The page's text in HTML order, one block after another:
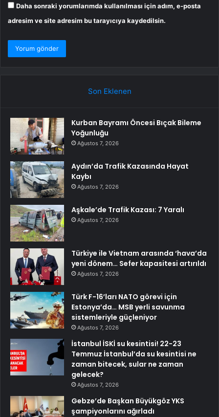
Daha sonraki yorumlarımda kullanılması için adım, e-posta
adresim ve site adresim bu tarayıcıya kaydedilsin.
Son Eklenen
Kurban Bayramı Öncesi Bıçak Bileme
Yoğunluğu
Ağustos 7, 2026
Aydın’da Trafik Kazasında Hayat
Kaybı
Ağustos 7, 2026
Aşkale’de Trafik Kazası: 7 Yaralı
Ağustos 7, 2026
Türkiye ile Vietnam arasında ‘hava’da
yeni dönem… Sefer kapasitesi artırıldı
Ağustos 7, 2026
Türk F-16’ları NATO görevi için
Estonya’da… MSB yerli savunma
sistemleriyle güçleniyor
Ağustos 7, 2026
İstanbul İSKİ su kesintisi! 22-23
Temmuz İstanbul’da su kesintisi ne
zaman bitecek, sular ne zaman
gelecek?
Ağustos 7, 2026
Gebze’de Başkan Büyükgöz YKS
şampiyonlarını ağırladı